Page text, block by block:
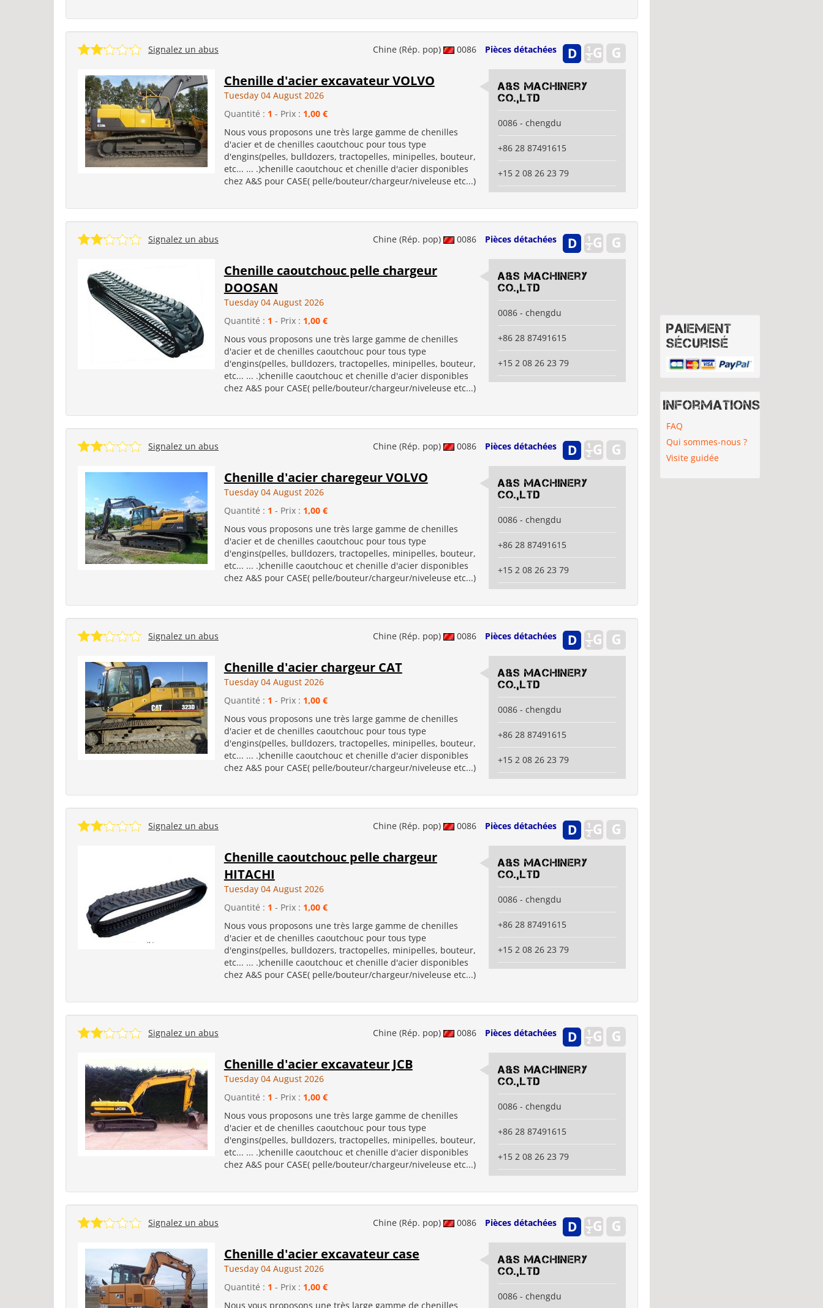
Chine (Rép. pop) 0086 Pièces détachées
Signalez un abus
Chenille d'acier excavateur VOLVO
Tuesday 04 August 2026
Quantité : 1 - Prix : 1,00 €
Nous vous proposons une très large gamme de chenilles
d'acier et de chenilles caoutchouc pour tous type
d'engins(pelles, bulldozers, tractopelles, minipelles, bouteur,
etc... ... .)chenille caoutchouc et chenille d'acier disponibles
chez A&S pour CASE( pelle/bouteur/chargeur/niveleuse etc...)
A&S Machinery
co.,ltd
0086 - chengdu
+86 28 87491615
+15 2 08 26 23 79
Chine (Rép. pop) 0086 Pièces détachées
Signalez un abus
Chenille caoutchouc pelle chargeur
DOOSAN
Tuesday 04 August 2026
Quantité : 1 - Prix : 1,00 €
Nous vous proposons une très large gamme de chenilles
d'acier et de chenilles caoutchouc pour tous type
d'engins(pelles, bulldozers, tractopelles, minipelles, bouteur,
etc... ... .)chenille caoutchouc et chenille d'acier disponibles
chez A&S pour CASE( pelle/bouteur/chargeur/niveleuse etc...)
A&S Machinery
co.,ltd
0086 - chengdu
+86 28 87491615
+15 2 08 26 23 79
Chine (Rép. pop) 0086 Pièces détachées
Signalez un abus
Chenille d'acier charegeur VOLVO
Tuesday 04 August 2026
Quantité : 1 - Prix : 1,00 €
Nous vous proposons une très large gamme de chenilles
d'acier et de chenilles caoutchouc pour tous type
d'engins(pelles, bulldozers, tractopelles, minipelles, bouteur,
etc... ... .)chenille caoutchouc et chenille d'acier disponibles
chez A&S pour CASE( pelle/bouteur/chargeur/niveleuse etc...)
A&S Machinery
co.,ltd
0086 - chengdu
+86 28 87491615
+15 2 08 26 23 79
Chine (Rép. pop) 0086 Pièces détachées
Signalez un abus
Chenille d'acier chargeur CAT
Tuesday 04 August 2026
Quantité : 1 - Prix : 1,00 €
Nous vous proposons une très large gamme de chenilles
d'acier et de chenilles caoutchouc pour tous type
d'engins(pelles, bulldozers, tractopelles, minipelles, bouteur,
etc... ... .)chenille caoutchouc et chenille d'acier disponibles
chez A&S pour CASE( pelle/bouteur/chargeur/niveleuse etc...)
A&S Machinery
co.,ltd
0086 - chengdu
+86 28 87491615
+15 2 08 26 23 79
Chine (Rép. pop) 0086 Pièces détachées
Signalez un abus
Chenille caoutchouc pelle chargeur
HITACHI
Tuesday 04 August 2026
Quantité : 1 - Prix : 1,00 €
Nous vous proposons une très large gamme de chenilles
d'acier et de chenilles caoutchouc pour tous type
d'engins(pelles, bulldozers, tractopelles, minipelles, bouteur,
etc... ... .)chenille caoutchouc et chenille d'acier disponibles
chez A&S pour CASE( pelle/bouteur/chargeur/niveleuse etc...)
A&S Machinery
co.,ltd
0086 - chengdu
+86 28 87491615
+15 2 08 26 23 79
Chine (Rép. pop) 0086 Pièces détachées
Signalez un abus
Chenille d'acier excavateur JCB
Tuesday 04 August 2026
Quantité : 1 - Prix : 1,00 €
Nous vous proposons une très large gamme de chenilles
d'acier et de chenilles caoutchouc pour tous type
d'engins(pelles, bulldozers, tractopelles, minipelles, bouteur,
etc... ... .)chenille caoutchouc et chenille d'acier disponibles
chez A&S pour CASE( pelle/bouteur/chargeur/niveleuse etc...)
A&S Machinery
co.,ltd
0086 - chengdu
+86 28 87491615
+15 2 08 26 23 79
Chine (Rép. pop) 0086 Pièces détachées
Signalez un abus
Chenille d'acier excavateur case
Tuesday 04 August 2026
Quantité : 1 - Prix : 1,00 €
Nous vous proposons une très large gamme de chenilles
A&S Machinery
co.,ltd
0086 - chengdu
Paiement
sécurisé
Informations
FAQ
Qui sommes-nous ?
Visite guidée